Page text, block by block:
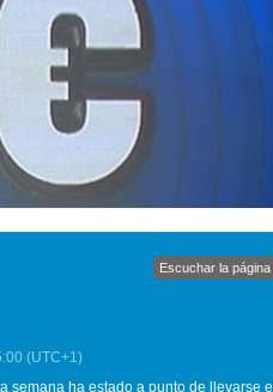
Escuchar la página
(UTC+1)
semana ha estado a punto de llevarse el